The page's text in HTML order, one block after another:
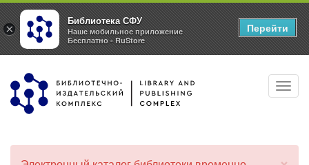
Перейти
основному
×
Библиотека СФУ
Наше мобильное приложение
Бесплатно - RuStore
Перейти